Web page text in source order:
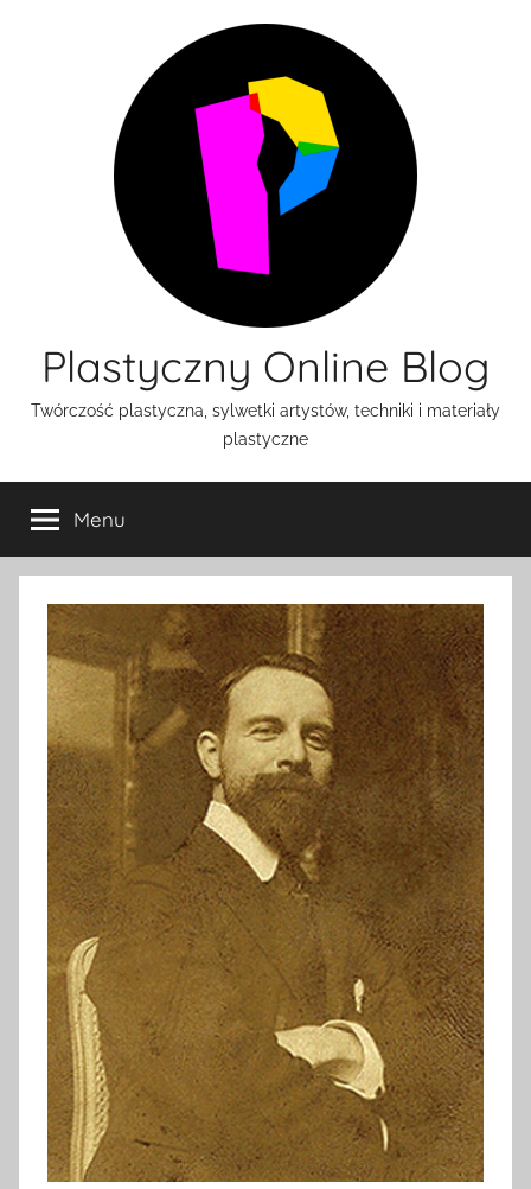
Plastyczny Online Blog
Twórczość plastyczna, sylwetki artystów, techniki i materiały
plastyczne
Menu